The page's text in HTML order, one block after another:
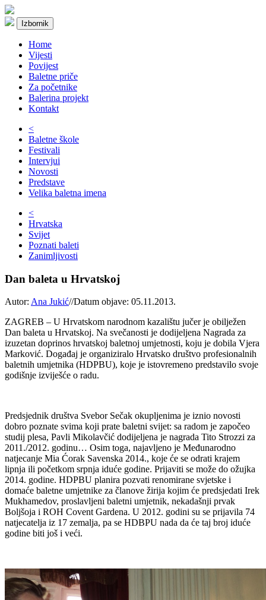
Izbornik
Home
Vijesti
Povijest
Baletne priče
Za početnike
Balerina projekt
Kontakt
<
Baletne škole
Festivali
Intervjui
Novosti
Predstave
Velika baletna imena
<
Hrvatska
Svijet
Poznati baleti
Zanimljivosti
Dan baleta u Hrvatskoj
Autor: Ana Jukić//Datum objave: 05.11.2013.
ZAGREB – U Hrvatskom narodnom kazalištu jučer je obilježen
Dan baleta u Hrvatskoj. Na svečanosti je dodijeljena Nagrada za
izuzetan doprinos hrvatskoj baletnoj umjetnosti, koju je dobila Vjera
Marković. Događaj je organiziralo Hrvatsko društvo profesionalnih
baletnih umjetnika (HDPBU), koje je istovremeno predstavilo svoje
godišnje izviješće o radu.
Predsjednik društva Svebor Sečak okupljenima je iznio novosti
dobro poznate svima koji prate baletni svijet: sa radom je započeo
studij plesa, Pavli Mikolavčić dodijeljena je nagrada Tito Strozzi za
2011./2012. godinu… Osim toga, najavljeno je Međunarodno
natjecanje Mia Ćorak Savenska 2014., koje će se odrati krajem
lipnja ili početkom srpnja iduće godine. Prijaviti se može do ožujka
2014. godine. HDPBU planira pozvati renomirane svjetske i
domaće baletne umjetnike za članove žirija kojim će predsjedati Irek
Mukhamedov, proslavljeni baletni umjetnik, nekadašnji prvak
Boljšoja i ROH Covent Gardena. U 2012. godini su se prijavila 74
natjecatelja iz 17 zemalja, pa se HDBPU nada da će taj broj iduće
godine biti još i veći.